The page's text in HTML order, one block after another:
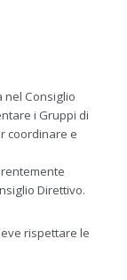
nel Consiglio
i Gruppi di
coordinare e
Direttivo.
rispettare le